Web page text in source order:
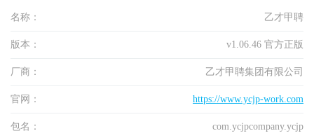
名称： 乙才甲聘
版本： v1.06.46 官方正版
厂商： 乙才甲聘集团有限公司
官网： https://www.ycjp-work.com
包名： com.ycjpcompany.ycjp